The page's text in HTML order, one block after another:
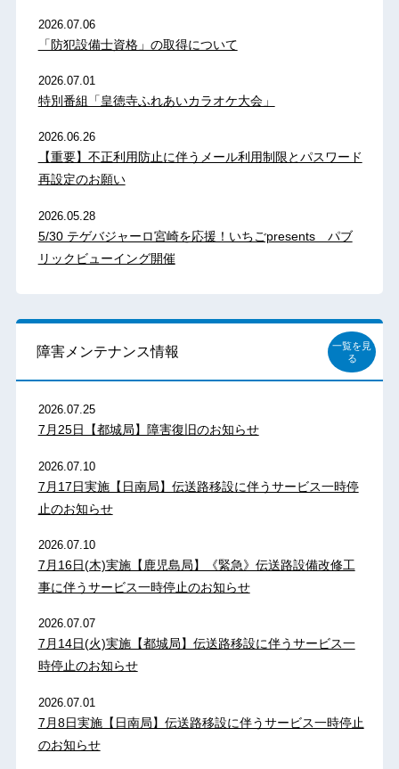
2026.07.06
「防犯設備士資格」の取得について
2026.07.01
特別番組「皇徳寺ふれあいカラオケ大会」
2026.06.26
【重要】不正利用防止に伴うメール利用制限とパスワード
再設定のお願い
2026.05.28
5/30 テゲバジャーロ宮崎を応援！いちごpresents パブ
リックビューイング開催
障害メンテナンス情報
一覧を見
る
2026.07.25
7月25日【都城局】障害復旧のお知らせ
2026.07.10
7月17日実施【日南局】伝送路移設に伴うサービス一時停
止のお知らせ
2026.07.10
7月16日(木)実施【鹿児島局】《緊急》伝送路設備改修工
事に伴うサービス一時停止のお知らせ
2026.07.07
7月14日(火)実施【都城局】伝送路移設に伴うサービス一
時停止のお知らせ
2026.07.01
7月8日実施【日南局】伝送路移設に伴うサービス一時停止
のお知らせ